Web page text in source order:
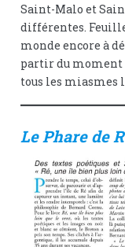
Saint-Malo et
différentes.
monde encore à
partir du moment
tous les miasmes
Le Phare de